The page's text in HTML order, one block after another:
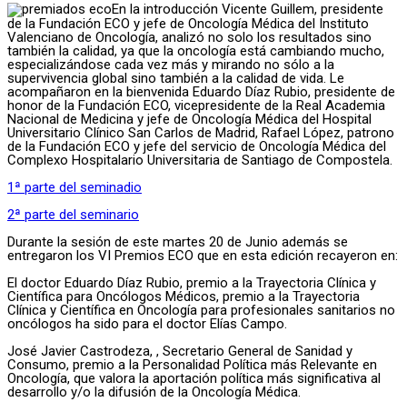
En la introducción Vicente Guillem, presidente
de la Fundación ECO y jefe de Oncología Médica del Instituto
Valenciano de Oncología, analizó no solo los resultados sino
también la calidad, ya que la oncología está cambiando mucho,
especializándose cada vez más y mirando no sólo a la
supervivencia global sino también a la calidad de vida. Le
acompañaron en la bienvenida Eduardo Díaz Rubio, presidente de
honor de la Fundación ECO, vicepresidente de la Real Academia
Nacional de Medicina y jefe de Oncología Médica del Hospital
Universitario Clínico San Carlos de Madrid, Rafael López, patrono
de la Fundación ECO y jefe del servicio de Oncología Médica del
Complexo Hospitalario Universitaria de Santiago de Compostela.
1ª parte del seminadio
2ª parte del seminario
Durante la sesión de este martes 20 de Junio además se
entregaron los VI Premios ECO que en esta edición recayeron en:
El doctor Eduardo Díaz Rubio, premio a la Trayectoria Clínica y
Científica para Oncólogos Médicos, premio a la Trayectoria
Clínica y Científica en Oncología para profesionales sanitarios no
oncólogos ha sido para el doctor Elías Campo.
José Javier Castrodeza, , Secretario General de Sanidad y
Consumo, premio a la Personalidad Política más Relevante en
Oncología, que valora la aportación política más significativa al
desarrollo y/o la difusión de la Oncología Médica.